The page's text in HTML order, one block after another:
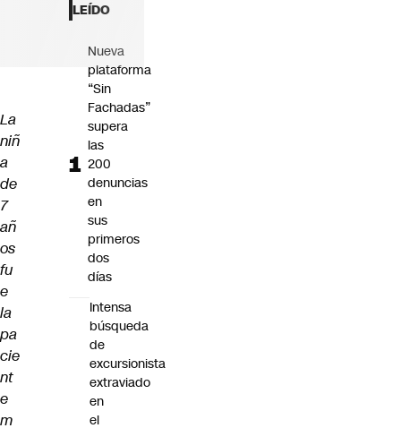
La
niñ
a
de
7
añ
os
fu
e
la
pa
cie
nt
e
m
LEÍDO
Nueva
plataforma
“Sin
Fachadas”
supera
las
200
denuncias
en
sus
primeros
dos
días
Intensa
búsqueda
de
excursionista
extraviado
en
el